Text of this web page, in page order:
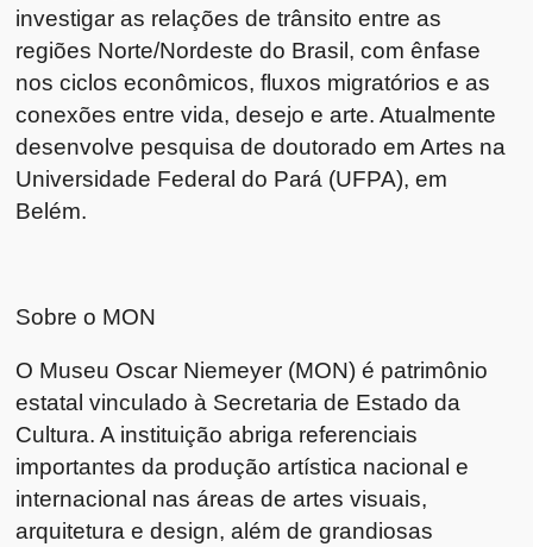
investigar as relações de trânsito entre as
regiões Norte/Nordeste do Brasil, com ênfase
nos ciclos econômicos, fluxos migratórios e as
conexões entre vida, desejo e arte. Atualmente
desenvolve pesquisa de doutorado em Artes na
Universidade Federal do Pará (UFPA), em
Belém.
Sobre o MON
O Museu Oscar Niemeyer (MON) é patrimônio
estatal vinculado à Secretaria de Estado da
Cultura. A instituição abriga referenciais
importantes da produção artística nacional e
internacional nas áreas de artes visuais,
arquitetura e design, além de grandiosas